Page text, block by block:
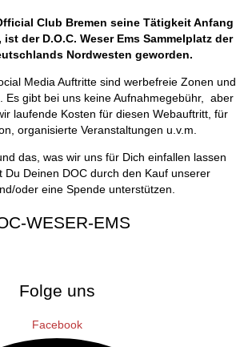
Club Bremen seine Tätigkeit Anfang
der D.O.C. Weser Ems Sammelplatz der
Nordwesten geworden.
Media Auftritte sind werbefreie Zonen und
Es gibt bei uns keine Aufnahmegebühr, aber
laufende Kosten für diesen Webauftritt, für
organisierte Veranstaltungen u.v.m.
das, was wir uns für Dich einfallen lassen
Du Deinen DOC durch den Kauf unserer
oder eine Spende unterstützen.
WESER-EMS
Folge uns
Facebook